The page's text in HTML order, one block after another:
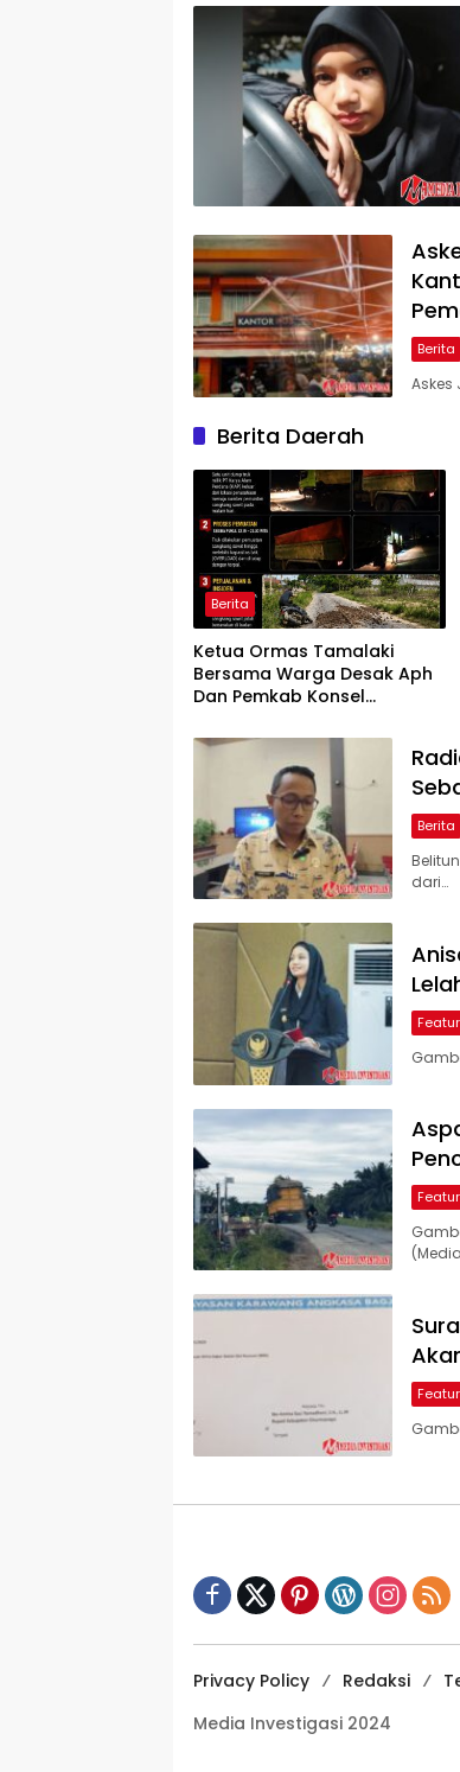
Berita
Askes
Berita Daerah
Berita
Ketua Ormas Tamalaki
Bersama Warga Desak Aph
Dan Pemkab Konsel
Cangkang Sawit Overload,
Truk PT KAP Melintas Jalan
Berita
dari…
Privacy Policy Redaksi
Media Investigasi 2024